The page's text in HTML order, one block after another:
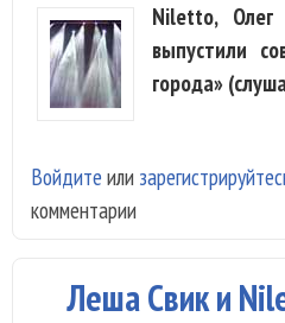
Niletto,
выпустили
города»
Войдите или
комментарии
Леша Свик и